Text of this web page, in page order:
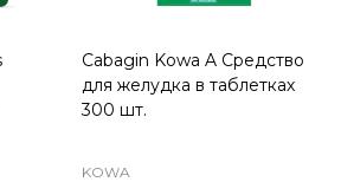
Cabagin Kowa A Средство
для желудка в таблетках
300 шт.
KOWA